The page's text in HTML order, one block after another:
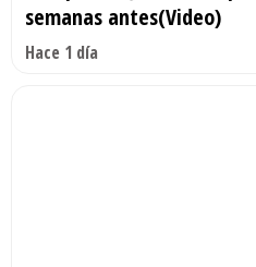
semanas antes(Video)
Hace 1 día